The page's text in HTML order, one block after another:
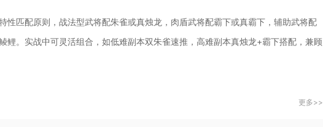
性匹配原则，战法型武将配朱雀或真烛龙，肉盾武将配霸下或真霸下，辅助武将配
鲤。实战中可灵活组合，如低难副本双朱雀速推，高难副本真烛龙+霸下搭配，兼顾
更多>>